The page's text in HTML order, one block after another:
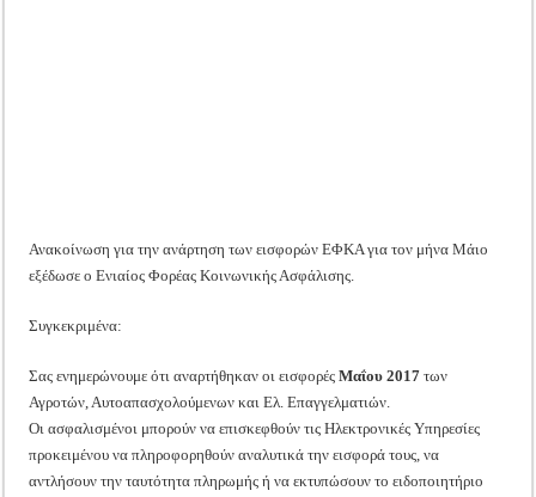
Ανακοίνωση για την ανάρτηση των εισφορών ΕΦΚΑ για τον μήνα Μάιο
εξέδωσε ο Ενιαίος Φορέας Κοινωνικής Ασφάλισης.
Συγκεκριμένα:
Σας ενημερώνουμε ότι αναρτήθηκαν οι εισφορέςΜαΐου 2017 των
Αγροτών, Αυτοαπασχολούμενων και Ελ. Επαγγελματιών.
Οι ασφαλισμένοι μπορούν να επισκεφθούν τις Ηλεκτρονικές Υπηρεσίες
προκειμένου να πληροφορηθούν αναλυτικά την εισφορά τους, να
αντλήσουν την ταυτότητα πληρωμής ή να εκτυπώσουν το ειδοποιητήριο